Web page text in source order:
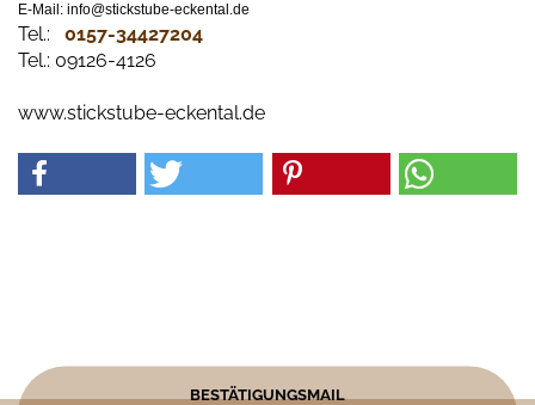
E-Mail: info@stickstube-eckental.de
Tel.: 0157-34427204​
Tel.: 09126-4126
www.stickstube-eckental.de
BESTÄTIGUNGSMAIL